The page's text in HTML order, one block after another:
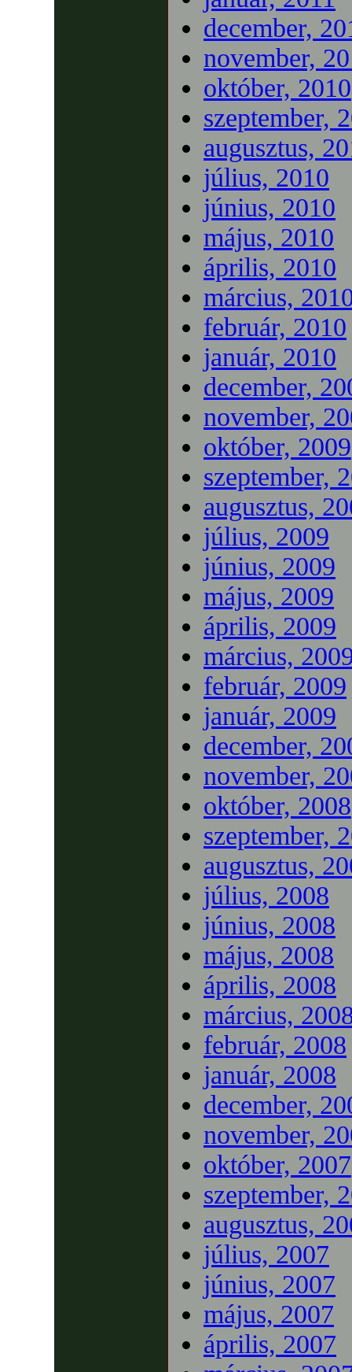
december,
november,
október, 2010
szeptember,
augusztus,
július, 2010
június, 2010
május, 2010
április, 2010
március,
február, 2010
január, 2010
december,
november,
október, 2009
szeptember,
augusztus,
július, 2009
június, 2009
május, 2009
április, 2009
március,
február, 2009
január, 2009
december,
november,
október, 2008
szeptember,
augusztus,
július, 2008
június, 2008
május, 2008
április, 2008
március,
február, 2008
január, 2008
december,
november,
október, 2007
szeptember,
augusztus,
július, 2007
június, 2007
május, 2007
április, 2007